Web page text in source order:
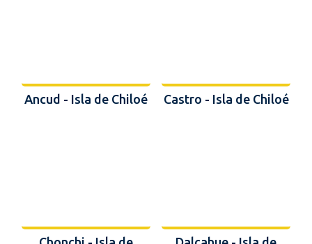
Ancud - Isla de Chiloé Castro - Isla de Chiloé